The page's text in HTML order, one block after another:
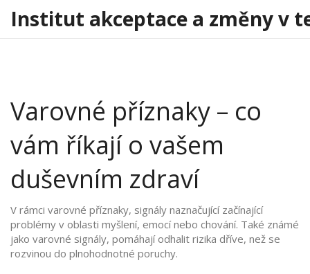
Institut akceptace a změny v
Varovné příznaky – co
vám říkají o vašem
duševním zdraví
V rámci varovné příznaky, signály naznačující začínající
problémy v oblasti myšlení, emocí nebo chování. Také známé
jako varovné signály, pomáhají odhalit rizika dříve, než se
rozvinou do plnohodnotné poruchy.